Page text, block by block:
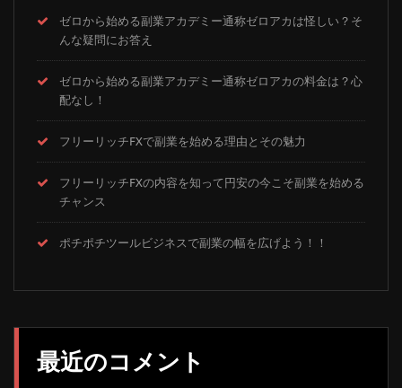
ゼロから始める副業アカデミー通称ゼロアカは怪しい？そ
んな疑問にお答え
ゼロから始める副業アカデミー通称ゼロアカの料金は？心
配なし！
フリーリッチFXで副業を始める理由とその魅力
フリーリッチFXの内容を知って円安の今こそ副業を始める
チャンス
ポチポチツールビジネスで副業の幅を広げよう！！
最近のコメント